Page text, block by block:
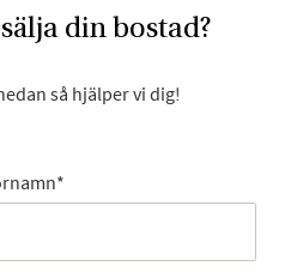
din bostad?
så hjälper vi dig!
*